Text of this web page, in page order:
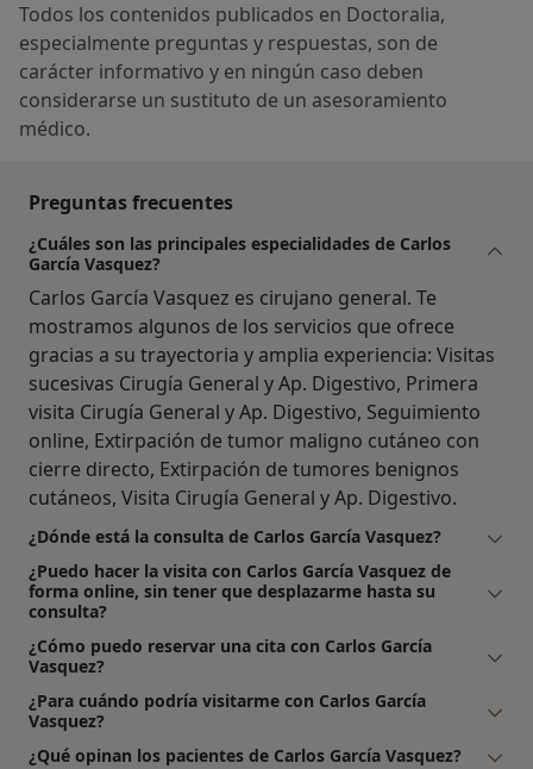
Todos los contenidos publicados en Doctoralia,
especialmente preguntas y respuestas, son de
carácter informativo y en ningún caso deben
considerarse un sustituto de un asesoramiento
médico.
Preguntas frecuentes
¿Cuáles son las principales especialidades de Carlos
García Vasquez?
Carlos García Vasquez es cirujano general. Te
mostramos algunos de los servicios que ofrece
gracias a su trayectoria y amplia experiencia: Visitas
sucesivas Cirugía General y Ap. Digestivo, Primera
visita Cirugía General y Ap. Digestivo, Seguimiento
online, Extirpación de tumor maligno cutáneo con
cierre directo, Extirpación de tumores benignos
cutáneos, Visita Cirugía General y Ap. Digestivo.
¿Dónde está la consulta de Carlos García Vasquez?
¿Puedo hacer la visita con Carlos García Vasquez de
forma online, sin tener que desplazarme hasta su
consulta?
¿Cómo puedo reservar una cita con Carlos García
Vasquez?
¿Para cuándo podría visitarme con Carlos García
Vasquez?
¿Qué opinan los pacientes de Carlos García Vasquez?